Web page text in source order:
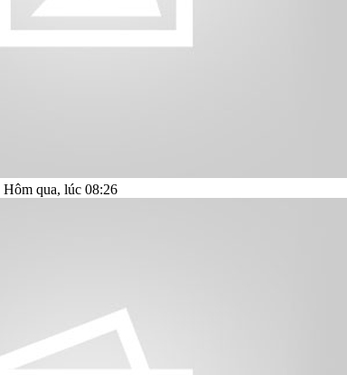
Hôm qua, lúc 08:26